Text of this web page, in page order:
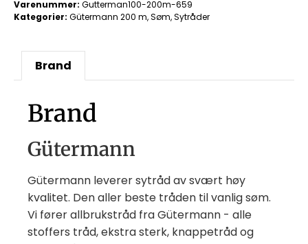
Varenummer: Gutterman100-200m-659
Kategorier: Gütermann 200 m,Søm,Sytråder
Brand
Brand
Gütermann
Gütermann leverer sytråd av svært høy
kvalitet. Den aller beste tråden til vanlig søm.
Vi fører allbrukstråd fra Gütermann - alle
stoffers tråd, ekstra sterk, knappetråd og